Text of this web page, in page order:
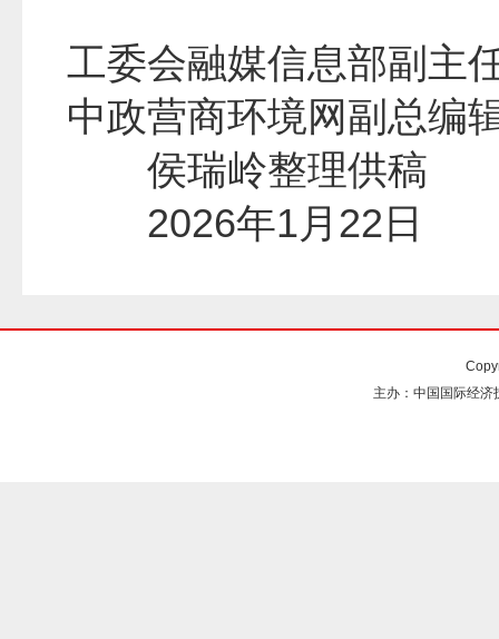
工委会融媒信息部副主
中政营商环境网副总编
侯瑞岭整理供
2026年1月22
主办：中国国际经